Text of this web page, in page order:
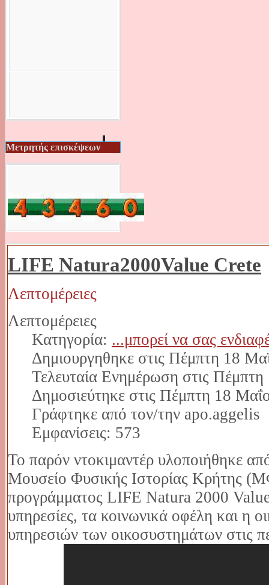
Μετρητής επισκέψεων
LIFE Natura2000Value Crete
Λεπτομέρειες
Λεπτομέρειες
Κατηγορία: ...μπορεί να σας
Δημιουργηθηκε στις Πέμπτη 18
Τελευταία Ενημέρωση στις
Δημοσιεύτηκε στις Πέμπτη 18
Γράφτηκε από τον/την apo.aggelis
Εμφανίσεις: 573
Το παρόν ντοκιμαντέρ υλοποιήθηκε
Μουσείο Φυσικής Ιστορίας Κρήτης
προγράμματος LIFE Natura 2000
υπηρεσίες, τα κοινωνικά οφέλη και η
υπηρεσιών των οικοσυστημάτων στις